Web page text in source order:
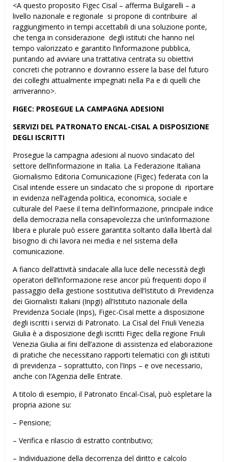
<A questo proposito Figec Cisal – afferma Bulgarelli – a
livello nazionale e regionale si propone di contribuire al
raggiungimento in tempi accettabili di una soluzione ponte,
che tenga in considerazione degli istituti che hanno nel
tempo valorizzato e garantito l’informazione pubblica,
puntando ad avviare una trattativa centrata su obiettivi
concreti che potranno e dovranno essere la base del futuro
dei colleghi attualmente impegnati nella Pa e di quelli che
arriveranno>.
FIGEC: PROSEGUE LA CAMPAGNA ADESIONI
SERVIZI DEL PATRONATO ENCAL-CISAL A DISPOSIZIONE
DEGLI ISCRITTI
Prosegue la campagna adesioni al nuovo sindacato del
settore dell’informazione in Italia. La Federazione Italiana
Giornalismo Editoria Comunicazione (Figec) federata con la
Cisal intende essere un sindacato che si propone di riportare
in evidenza nell’agenda politica, economica, sociale e
culturale del Paese il tema dell’informazione, principale indice
della democrazia nella consapevolezza che un’informazione
libera e plurale può essere garantita soltanto dalla libertà dal
bisogno di chi lavora nei media e nel sistema della
comunicazione.
A fianco dell’attività sindacale alla luce delle necessità degli
operatori dell’informazione rese ancor più frequenti dopo il
passaggio della gestione sostitutiva dell’Istituto di Previdenza
dei Giornalisti Italiani (Inpgi) all’Istituto nazionale della
Previdenza Sociale (Inps), Figec-Cisal mette a disposizione
degli iscritti i servizi di Patronato. La Cisal del Friuli Venezia
Giulia è a disposizione degli iscritti Figec della regione Friuli
Venezia Giulia ai fini dell’azione di assistenza ed elaborazione
di pratiche che necessitano rapporti telematici con gli istituti
di previdenza – soprattutto, con l’Inps – e ove necessario,
anche con l’Agenzia delle Entrate.
A titolo di esempio, il Patronato Encal-Cisal, può espletare la
propria azione su:
– Pensione;
– Verifica e rilascio di estratto contributivo;
– Individuazione della decorrenza del diritto e calcolo